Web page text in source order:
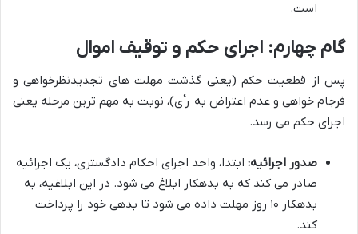
است.
گام چهارم: اجرای حکم و توقیف اموال
پس از قطعیت حکم (یعنی گذشت مهلت های تجدیدنظرخواهی و
فرجام خواهی و عدم اعتراض به رأی)، نوبت به مهم ترین مرحله یعنی
اجرای حکم می رسد.
صدور اجرائیه: ابتدا، واحد اجرای احکام دادگستری، یک اجرائیه
صادر می کند که به بدهکار ابلاغ می شود. در این ابلاغیه، به
بدهکار ۱۰ روز مهلت داده می شود تا بدهی خود را پرداخت
کند.